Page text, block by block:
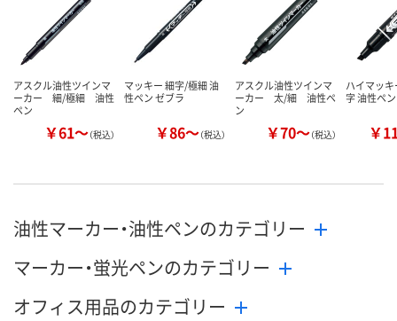
アスクル油性ツインマ
ーカー 細/極細 油性
ペン
￥61～（税込）
マッキー 細字/極細 油
性ペン ゼブラ
￥86～（税込）
アスクル油性ツインマ
ーカー 太/細 油性ペ
ン
￥70～（税込）
ハイマッ
字 油性ペ
￥
油性マーカー・油性ペンのカテゴリー
マーカー・蛍光ペンのカテゴリー
オフィス用品のカテゴリー